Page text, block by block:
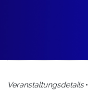
Veranstaltungsdetails•